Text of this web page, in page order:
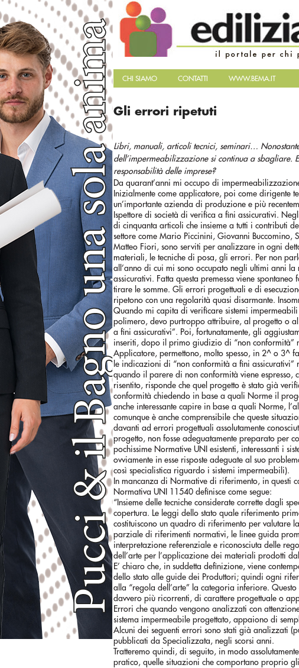
CHI SIAMO CONTATTI WWW.BEMA.IT
Gli errori ripetuti
Libri, manuali, articoli tecnici, seminari…
dell’impermeabilizzazione si continua a sbagliare.
responsabilità delle imprese?
Da quarant’anni mi occupo di
Inizialmente come applicatore, poi come dirigente
un’importante azienda di produzione e più
Ispettore di società di verifica a fini assicurativi.
di cinquanta articoli che insieme a tutti i contributi
settore come Mario Piccinini, Giovanni Buccomino,
Matteo Fiori, sono serviti per analizzare in ogni
materiali, le tecniche di posa, gli errori. Per non
all’anno di cui mi sono occupato negli ultimi anni
assicurativi. Fatta questa premessa viene
tirare le somme. Gli errori progettuali e di
ripetono con una regolarità quasi disarmante.
Quando mi capita di verificare sistemi
polimero, devo purtroppo attribuire, al progetto o
a fini assicurativi”. Poi, fortunatamente, gli
inseriti, dopo il primo giudizio di “non conformità”
Applicatore, permettono, molto spesso, in 2^ o 3^
le indicazioni di “non conformità a fini
quando il parere di non conformità viene espresso,
risentito, risponde che quel progetto è stato già
conformità chiedendo in base a quali Norme il
anche interessante capire in base a quali Norme,
comunque è anche comprensibile che queste
davanti ad errori progettuali assolutamente
progetto, non fosse adeguatamente preparato per
pochissime Normative UNI esistenti, interessanti i
ovviamente in esse risposte adeguate al suo
così specialistica riguardo i sistemi impermeabili).
In mancanza di Normative di riferimento, in questi
Normativa UNI 11540 definisce come segue:
“Insieme delle tecniche considerate corrette dagli
copertura. Le leggi dello stato quale riferimento
costituiscono un quadro di riferimento per valutare
parziale di riferimenti normativi, le linee guida
interpretazione referenziale e riconosciuta delle
dell’arte per l’applicazione dei materiali prodotti dal
E’ chiaro che, in suddetta definizione, viene
dello stato alle guide dei Produttori; quindi ogni
alla “regola dell’arte” la categoria inferiore.
davvero più ricorrenti, di carattere progettuale o
Errori che quando vengono analizzati con
sistema impermeabile progettato, appaiono di
Alcuni dei seguenti errori sono stati già analizzati
pubblicati da Specializzata, negli scorsi anni.
Tratteremo quindi, di seguito, in modo
pratico, quelle situazioni che comportano proprio